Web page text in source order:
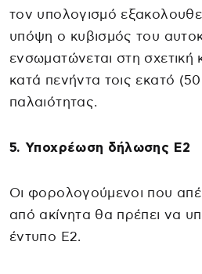
τον υπολογισμό
υπόψη ο κυβισμός του
ενσωματώνεται στη σχετική
κατά πενήντα τοις εκατό
παλαιότητας.
5. Υποχρέωση δήλωσης Ε2
Οι φορολογούμενοι που
από ακίνητα θα πρέπει να
έντυπο Ε2.